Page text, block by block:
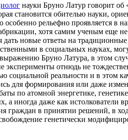
науки Бруно Латур говорит об
становится обителью науки,
особенно рельефно проявляется в
хотя самим ученым еще не
дать новые ответы на
в социальных науках,
Бруно Латура, в этом
эксперименты отнюдь не
социальной реальности и в этом
для формирования или даже
по атомной энергетике,
а иногда даже как
граждан в принятии решений, в
генетически